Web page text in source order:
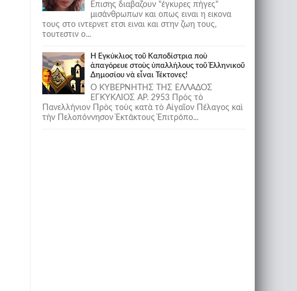
Επισης διαβαζουν "έγκυρες πήγες"
μισάνθρωπων και οπως ειναι η εικονα
τους στο ιντερνετ ετσι ειναι και στην ζωη τους,
τουτεστιν ο...
Ἡ Ἐγκύκλιος τοῦ Καποδίστρια ποὺ
ἀπαγόρευε στοὺς ὑπαλλήλους τοῦ Ἑλληνικοῦ
Δημοσίου νὰ εἶναι Τέκτονες!
Ο ΚΥΒΕΡΝΗΤΗΣ ΤΗΣ ΕΛΛΑΔΟΣ
ΕΓΚΥΚΛΙΟΣ ΑΡ. 2953 Πρὸς τὸ
Πανελλήνιον Πρὸς τοὺς κατὰ τὸ Αἰγαῖον Πέλαγος καὶ
τὴν Πελοπόννησον Ἐκτάκτους Ἐπιτρόπο...